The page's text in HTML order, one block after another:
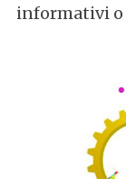
informativi o